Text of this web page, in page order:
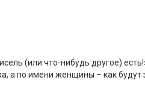
(или что-нибудь другое)
а по имени женщины – как будут